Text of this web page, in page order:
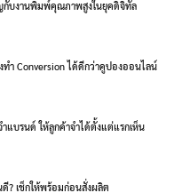
กับงานพิมพ์คุณภาพสูงในยุคดิจิทัล
ำ Conversion ได้ดีกว่าคูปองออนไลน์
ำแบรนด์ ให้ลูกค้าจำได้ตั้งแต่แรกเห็น
? เช็กให้พร้อมก่อนสั่งผลิต